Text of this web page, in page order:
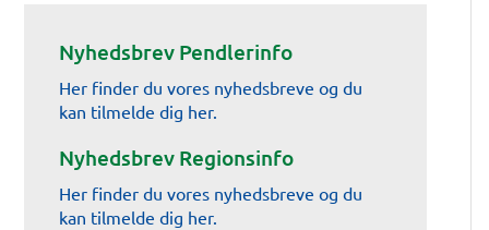
Nyhedsbrev Pendlerinfo
Her finder du vores nyhedsbreve og du
kan tilmelde dig her.
Nyhedsbrev Regionsinfo
Her finder du vores nyhedsbreve og du
kan tilmelde dig her.